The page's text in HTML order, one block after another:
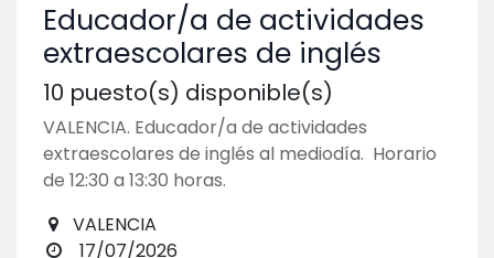
Educador/a de actividades
extraescolares de inglés
10 puesto(s) disponible(s)
VALENCIA. Educador/a de actividades
extraescolares de inglés al mediodía. Horario
de 12:30 a 13:30 horas.
VALENCIA
17/07/2026